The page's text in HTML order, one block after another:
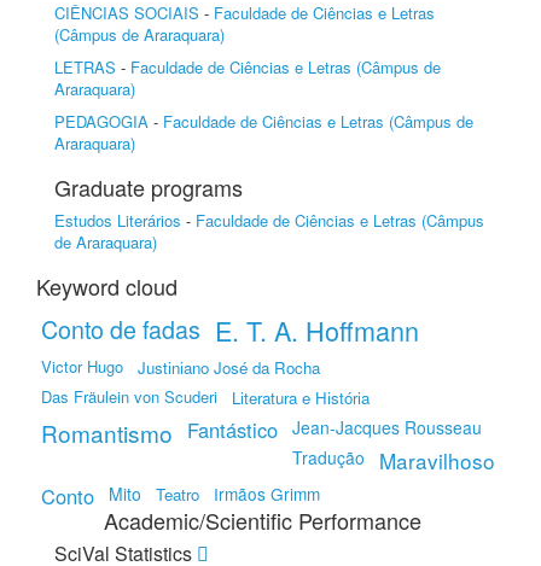
CIÊNCIAS SOCIAIS - Faculdade de Ciências e Letras
(Câmpus de Araraquara)
LETRAS - Faculdade de Ciências e Letras (Câmpus de
Araraquara)
PEDAGOGIA - Faculdade de Ciências e Letras (Câmpus de
Araraquara)
Graduate programs
Estudos Literários - Faculdade de Ciências e Letras (Câmpus
de Araraquara)
Keyword cloud
Conto de fadas E. T. A. Hoffmann
Victor Hugo
Justiniano José da Rocha
Das Fräulein von Scuderi
Literatura e História
Romantismo Fantástico Jean-Jacques Rousseau
Tradução
Maravilhoso
Conto Mito Teatro Irmãos Grimm
Academic/Scientific Performance
SciVal Statistics